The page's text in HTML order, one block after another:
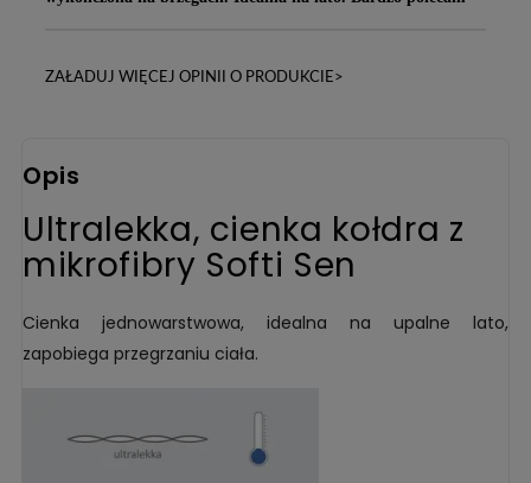
ZAŁADUJ WIĘCEJ OPINII O PRODUKCIE>
Opis
Ultralekka, cienka kołdra z
mikrofibry Softi Sen
Cienka jednowarstwowa, idealna na upalne lato,
zapobiega przegrzaniu ciała.